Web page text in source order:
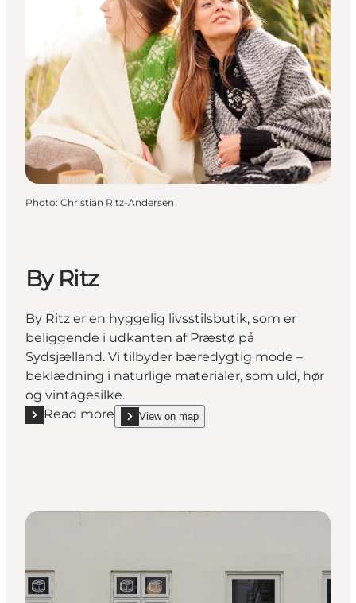
Photo: Christian Ritz-Andersen
By Ritz
By Ritz er en hyggelig livsstilsbutik, som er
beliggende i udkanten af Præstø på
Sydsjælland. Vi tilbyder bæredygtig mode –
beklædning i naturlige materialer, som uld, hør
og vintagesilke.
Read more
Read more "By Ritz"View on map
show By Ritz on_map